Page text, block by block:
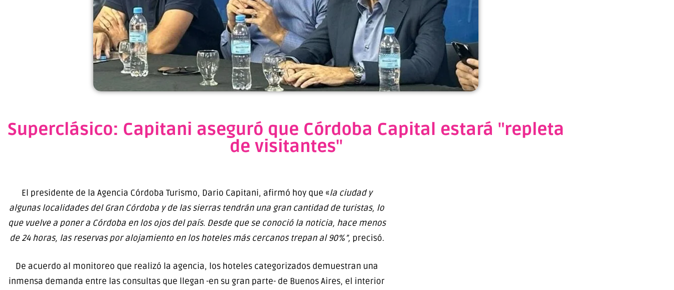
Superclásico: Capitani aseguró que Córdoba Capital estará "repleta
de visitantes"
El presidente de la Agencia Córdoba Turismo, Dario Capitani, afirmó hoy que «la ciudad y
algunas localidades del Gran Córdoba y de las sierras tendrán una gran cantidad de turistas, lo
que vuelve a poner a Córdoba en los ojos del país. Desde que se conoció la noticia, hace menos
de 24 horas, las reservas por alojamiento en los hoteles más cercanos trepan al 90%”, precisó.
De acuerdo al monitoreo que realizó la agencia, los hoteles categorizados demuestran una
inmensa demanda entre las consultas que llegan -en su gran parte- de Buenos Aires, el interior